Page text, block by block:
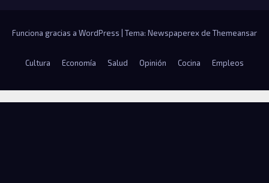
Funciona gracias a WordPress Tema: Newspaperex de Themeansar
Cultura Economía Salud Opinión Cocina Empleos